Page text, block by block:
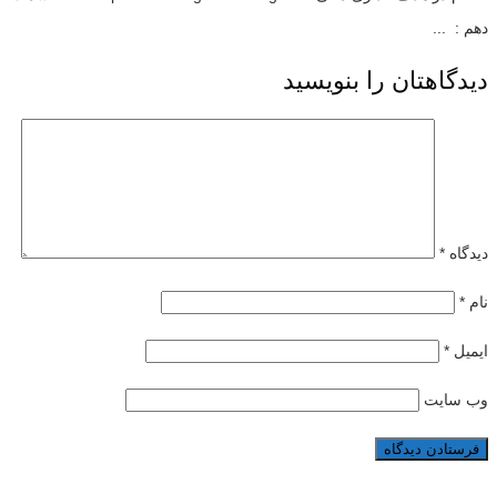
دهم : ...
دیدگاهتان را بنویسید
دیدگاه *
نام *
ایمیل *
وب‌ سایت